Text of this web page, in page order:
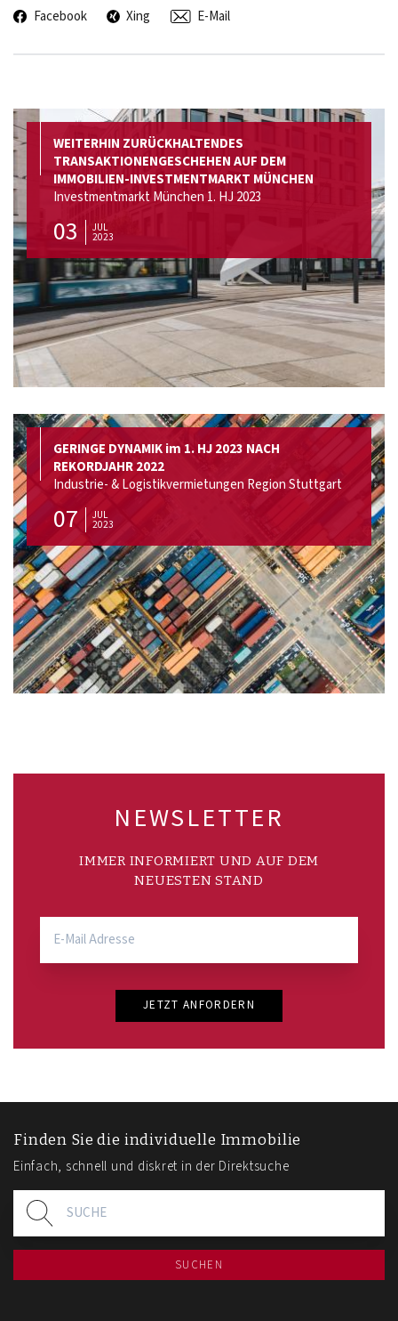
Facebook Xing E-Mail
WEITERHIN ZURÜCKHALTENDES
TRANSAKTIONENGESCHEHEN AUF DEM
IMMOBILIEN-INVESTMENTMARKT MÜNCHEN
Investmentmarkt München 1. HJ 2023
03 JUL
2023
GERINGE DYNAMIK im 1. HJ 2023 NACH
REKORDJAHR 2022
Industrie- & Logistikvermietungen Region Stuttgart
07 JUL
2023
NEWSLETTER
IMMER INFORMIERT UND AUF DEM
NEUESTEN STAND
JETZT ANFORDERN
Finden Sie die individuelle Immobilie
Einfach, schnell und diskret in der Direktsuche
SUCHEN